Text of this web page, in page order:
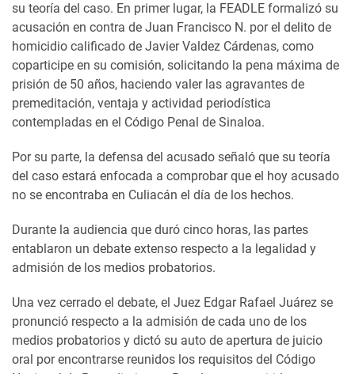
su teoría del caso. En primer lugar, la FEADLE formalizó su
acusación en contra de Juan Francisco N. por el delito de
homicidio calificado de Javier Valdez Cárdenas, como
coparticipe en su comisión, solicitando la pena máxima de
prisión de 50 años, haciendo valer las agravantes de
premeditación, ventaja y actividad periodística
contempladas en el Código Penal de Sinaloa.
Por su parte, la defensa del acusado señaló que su teoría
del caso estará enfocada a comprobar que el hoy acusado
no se encontraba en Culiacán el día de los hechos.
Durante la audiencia que duró cinco horas, las partes
entablaron un debate extenso respecto a la legalidad y
admisión de los medios probatorios.
Una vez cerrado el debate, el Juez Edgar Rafael Juárez se
pronunció respecto a la admisión de cada uno de los
medios probatorios y dictó su auto de apertura de juicio
oral por encontrarse reunidos los requisitos del Código